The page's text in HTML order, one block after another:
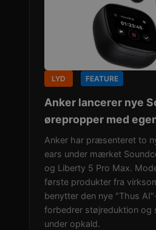
LYD FEATURE
Anker lancerer nye
ørepropper med
Anker har præsenteret to
ears under mærket
og Liberty 5 Pro Max.
første produkter fra
benytter den nye "Thus
forbedrer støjreduktion og
under opkald.